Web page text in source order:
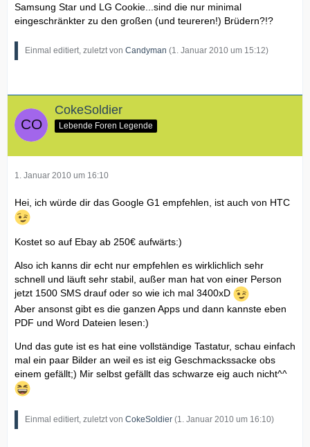
Samsung Star und LG Cookie...sind die nur minimal
eingeschränkter zu den großen (und teureren!) Brüdern?!?
Einmal editiert, zuletzt von Candyman (1. Januar 2010 um 15:12)
CokeSoldier
Lebende Foren Legende
1. Januar 2010 um 16:10
Hei, ich würde dir das Google G1 empfehlen, ist auch von HTC
Kostet so auf Ebay ab 250€ aufwärts:)
Also ich kanns dir echt nur empfehlen es wirklichlich sehr
schnell und läuft sehr stabil, außer man hat von einer Person
jetzt 1500 SMS drauf oder so wie ich mal 3400xD
Aber ansonst gibt es die ganzen Apps und dann kannste eben
PDF und Word Dateien lesen:)
Und das gute ist es hat eine vollständige Tastatur, schau einfach
mal ein paar Bilder an weil es ist eig Geschmackssacke obs
einem gefällt;) Mir selbst gefällt das schwarze eig auch nicht^^
Einmal editiert, zuletzt von CokeSoldier (1. Januar 2010 um 16:10)